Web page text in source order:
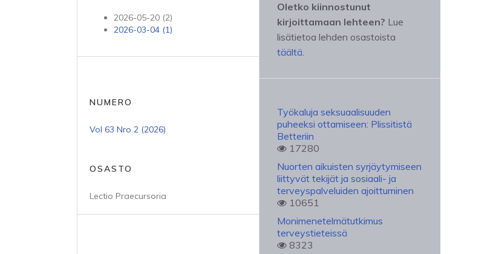
2026-05-20 (2)
2026-03-04 (1)
NUMERO
Vol 63 Nro 2 (2026)
OSASTO
Lectio Praecursoria
Oletko kiinnostunut
kirjoittamaan lehteen? Lue
lisätietoa lehden osastoista
täältä.
Työkaluja seksuaalisuuden
puheeksi ottamiseen: Plissitistä
Betteriin
17280
Nuorten aikuisten syrjäytymiseen
liittyvät tekijät ja sosiaali- ja
terveyspalveluiden ajoittuminen
10651
Monimenetelmätutkimus
terveystieteissä
8323